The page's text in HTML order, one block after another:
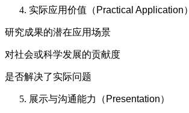
实际应用价值（Practical Application）
研究成果的潜在应用场景
对社会或科学发展的贡献度
是否解决了实际问题
展示与沟通能力（Presentation）